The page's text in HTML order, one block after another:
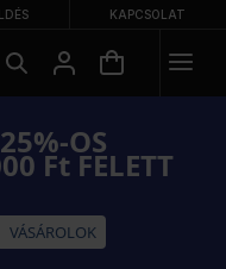
KAPCSOLAT
OS
Ft FELETT
VÁSÁROLOK